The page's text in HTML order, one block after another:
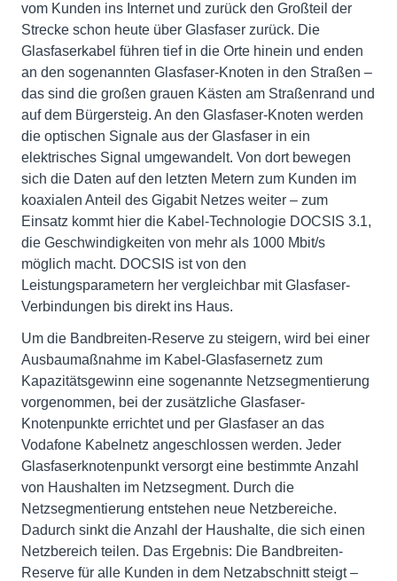
vom Kunden ins Internet und zurück den Großteil der
Strecke schon heute über Glasfaser zurück. Die
Glasfaserkabel führen tief in die Orte hinein und enden
an den sogenannten Glasfaser-Knoten in den Straßen –
das sind die großen grauen Kästen am Straßenrand und
auf dem Bürgersteig. An den Glasfaser-Knoten werden
die optischen Signale aus der Glasfaser in ein
elektrisches Signal umgewandelt. Von dort bewegen
sich die Daten auf den letzten Metern zum Kunden im
koaxialen Anteil des Gigabit Netzes weiter – zum
Einsatz kommt hier die Kabel-Technologie DOCSIS 3.1,
die Geschwindigkeiten von mehr als 1000 Mbit/s
möglich macht. DOCSIS ist von den
Leistungsparametern her vergleichbar mit Glasfaser-
Verbindungen bis direkt ins Haus.
Um die Bandbreiten-Reserve zu steigern, wird bei einer
Ausbaumaßnahme im Kabel-Glasfasernetz zum
Kapazitätsgewinn eine sogenannte Netzsegmentierung
vorgenommen, bei der zusätzliche Glasfaser-
Knotenpunkte errichtet und per Glasfaser an das
Vodafone Kabelnetz angeschlossen werden. Jeder
Glasfaserknotenpunkt versorgt eine bestimmte Anzahl
von Haushalten im Netzsegment. Durch die
Netzsegmentierung entstehen neue Netzbereiche.
Dadurch sinkt die Anzahl der Haushalte, die sich einen
Netzbereich teilen. Das Ergebnis: Die Bandbreiten-
Reserve für alle Kunden in dem Netzabschnitt steigt –